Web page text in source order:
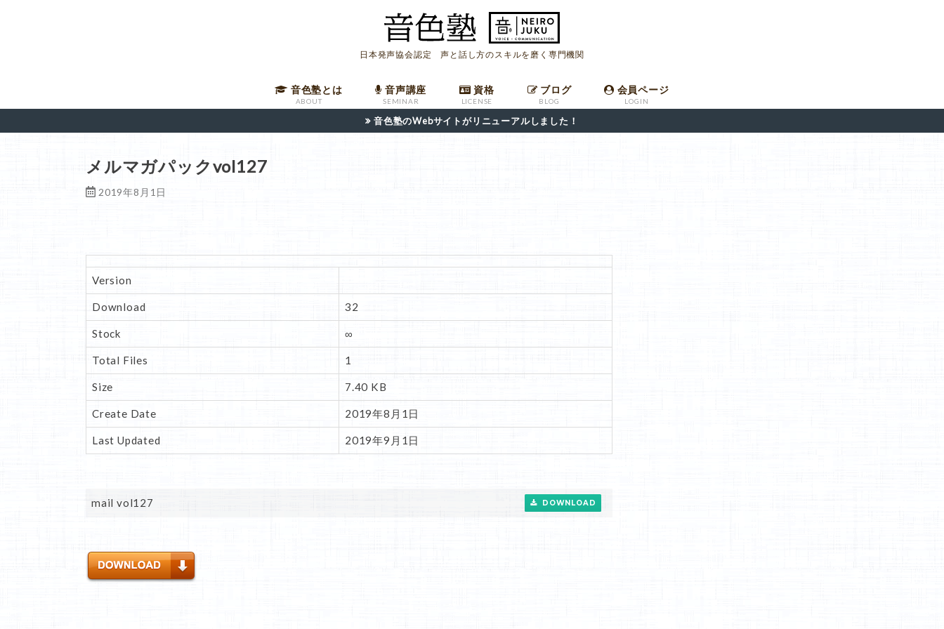
日本発声協会認定 声と話し方のスキルを磨く専門機関
ABOUT
音色塾とは
有料メールマガジン
SEMINAR
音声講座
音声講座バックナンバー
発声指導者マニュアル
職場で高評価を受けるための共鳴発声法
LICENSE
資格
発声指導者資格申請フォーム
日本語話し方検定申請フォーム
BLOG
ブログ
LOGIN
会員ページ
音色塾のWebサイトがリニューアルしました！
メルマガパックvol127
2019年8月1日
Version
Download 32
Stock ∞
Total Files 1
Size 7.40 KB
Create Date 2019年8月1日
Last Updated 2019年9月1日
mail vol127 DOWNLOAD